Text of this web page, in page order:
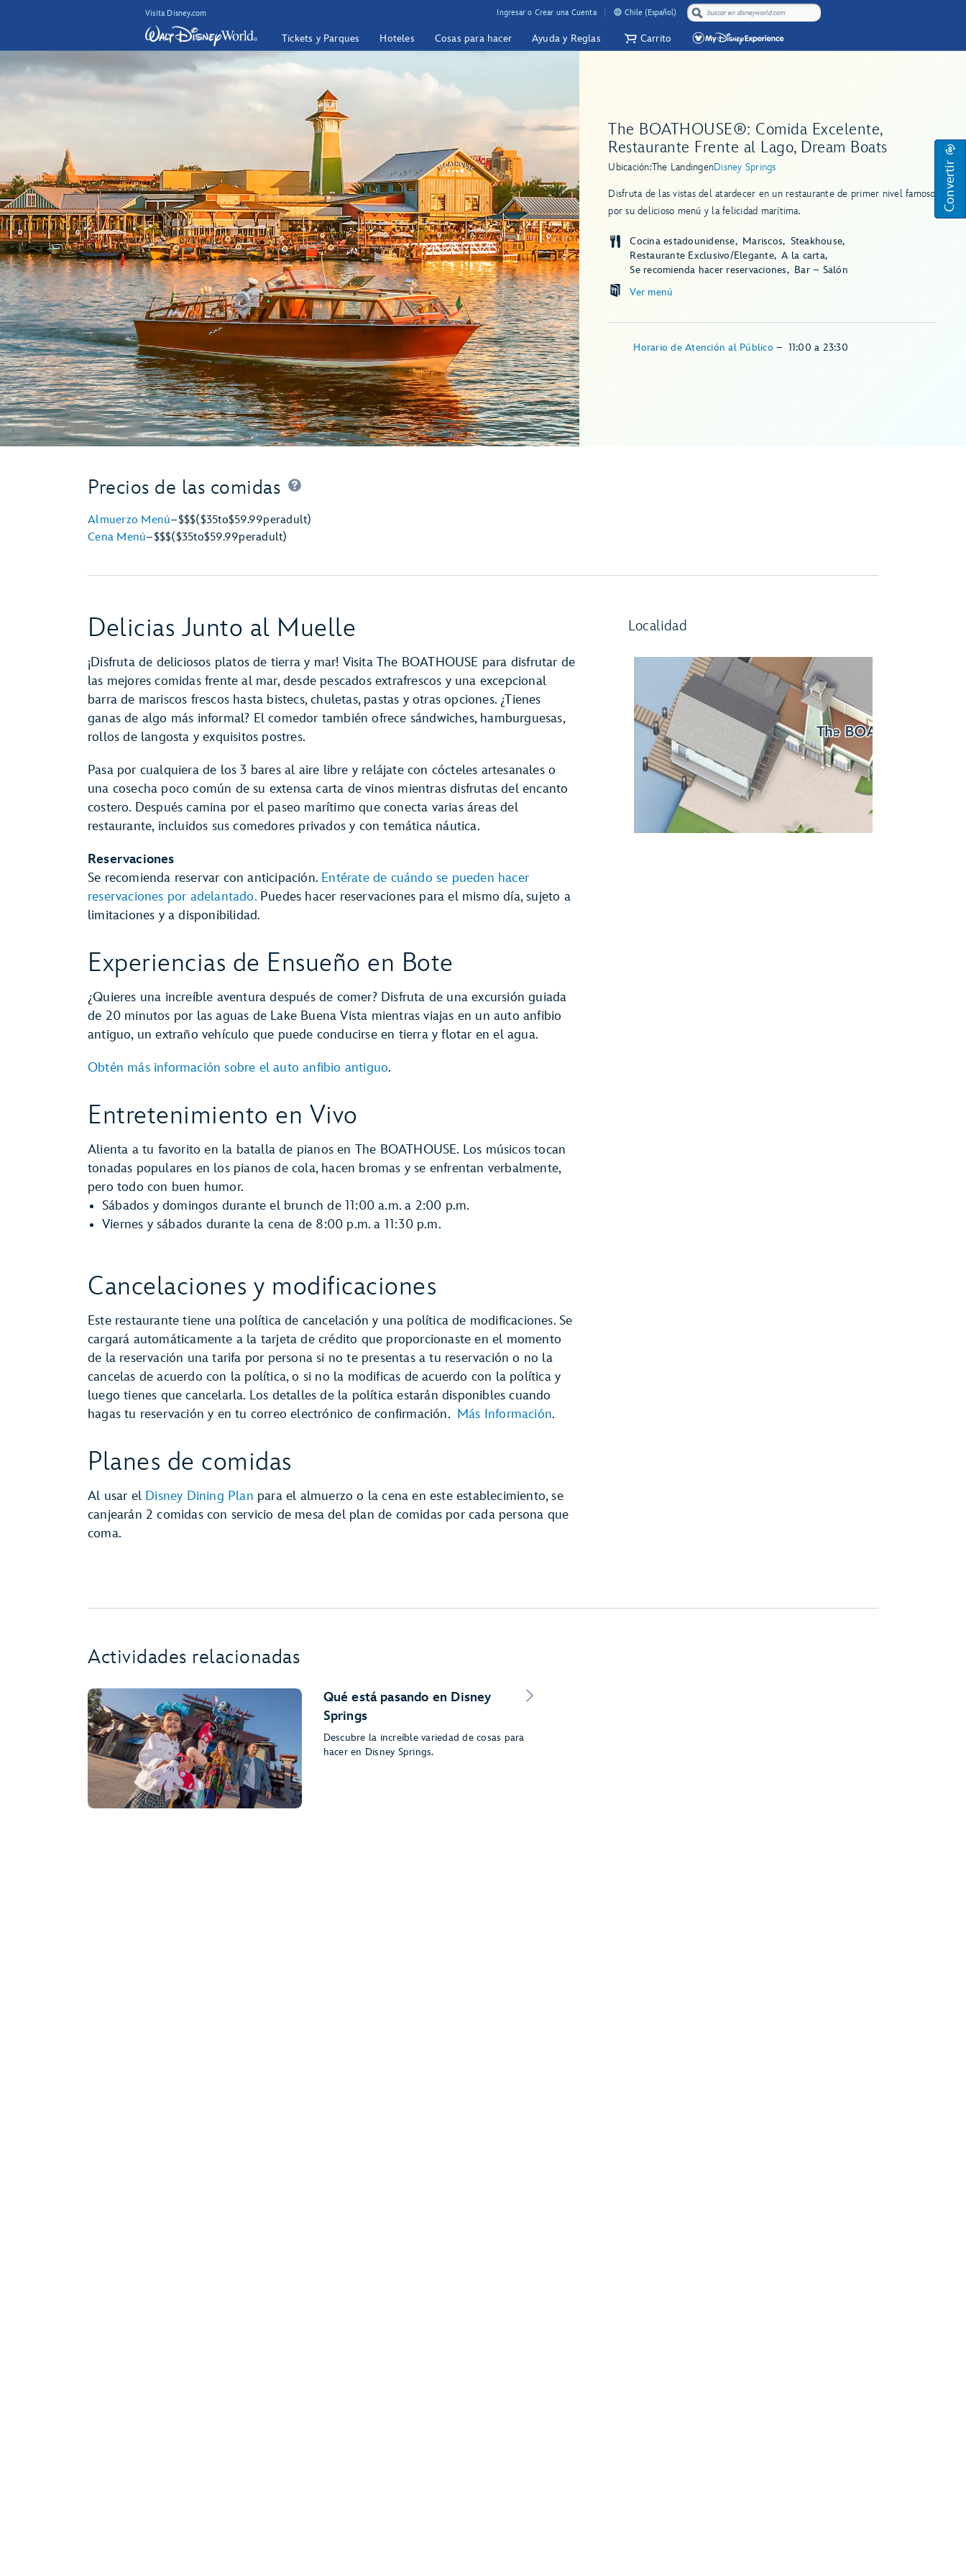
Visita Disney.com Ingresar o Crear una Cuenta Chile (Español)
Tickets y Parques Hoteles Cosas para hacer Ayuda y Reglas Carrito
Convertir
The BOATHOUSE®: Comida Excelente,
Restaurante Frente al Lago, Dream Boats
Ubicación:The LandingenDisney Springs
Disfruta de las vistas del atardecer en un restaurante de primer nivel famoso
por su delicioso menú y la felicidad marítima.
Ver menú
Cocina estadounidense Mariscos
Steakhouse
Restaurante Exclusivo/Elegante
A la carta
Se recomienda hacer reservaciones
Bar – Salón
Horario de Atención al Público– 11:00 a 23:30
Precios de las comidas
Almuerzo Menú–$$$($35to$59.99peradult)
Cena Menú–$$$($35to$59.99peradult)
Delicias Junto al Muelle
¡Disfruta de deliciosos platos de tierra y mar! Visita The BOATHOUSE para disfrutar de
las mejores comidas frente al mar, desde pescados extrafrescos y una excepcional
barra de mariscos frescos hasta bistecs, chuletas, pastas y otras opciones. ¿Tienes
ganas de algo más informal? El comedor también ofrece sándwiches, hamburguesas,
rollos de langosta y exquisitos postres.
Pasa por cualquiera de los 3 bares al aire libre y relájate con cócteles artesanales o
una cosecha poco común de su extensa carta de vinos mientras disfrutas del encanto
costero. Después camina por el paseo marítimo que conecta varias áreas del
restaurante, incluidos sus comedores privados y con temática náutica.
Reservaciones
Se recomienda reservar con anticipación. Entérate de cuándo se pueden hacer
reservaciones por adelantado.Puedes hacer reservaciones para el mismo día, sujeto a
limitaciones y a disponibilidad.
Experiencias de Ensueño en Bote
¿Quieres una increíble aventura después de comer? Disfruta de una excursión guiada
de 20 minutos por las aguas de Lake Buena Vista mientras viajas en un auto anfibio
antiguo, un extraño vehículo que puede conducirse en tierra y flotar en el agua.
Obtén más información sobre el auto anfibio antiguo.
Entretenimiento en Vivo
Alienta a tu favorito en la batalla de pianos en The BOATHOUSE. Los músicos tocan
tonadas populares en los pianos de cola, hacen bromas y se enfrentan verbalmente,
pero todo con buen humor.
Sábados y domingos durante el brunch de 11:00 a.m. a 2:00 p.m.
Viernes y sábados durante la cena de 8:00 p.m. a 11:30 p.m.
Cancelaciones y modificaciones
Este restaurante tiene una política de cancelación y una política de modificaciones. Se
cargará automáticamente a la tarjeta de crédito que proporcionaste en el momento
de la reservación una tarifa por persona si no te presentas a tu reservación o no la
cancelas de acuerdo con la política, o si no la modificas de acuerdo con la política y
luego tienes que cancelarla. Los detalles de la política estarán disponibles cuando
hagas tu reservación y en tu correo electrónico de confirmación. Más Información.
Planes de comidas
Al usar el Disney Dining Plan para el almuerzo o la cena en este establecimiento, se
canjearán 2 comidas con servicio de mesa del plan de comidas por cada persona que
coma.
Localidad
Actividades relacionadas
Qué está pasando en Disney
Springs
Descubre la increíble variedad de cosas para
hacer en Disney Springs.